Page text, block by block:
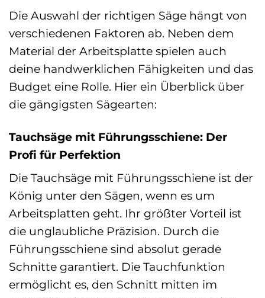
Die Auswahl der richtigen Säge hängt von
verschiedenen Faktoren ab. Neben dem
Material der Arbeitsplatte spielen auch
deine handwerklichen Fähigkeiten und das
Budget eine Rolle. Hier ein Überblick über
die gängigsten Sägearten:
Tauchsäge mit Führungsschiene: Der
Profi für Perfektion
Die Tauchsäge mit Führungsschiene ist der
König unter den Sägen, wenn es um
Arbeitsplatten geht. Ihr größter Vorteil ist
die unglaubliche Präzision. Durch die
Führungsschiene sind absolut gerade
Schnitte garantiert. Die Tauchfunktion
ermöglicht es, den Schnitt mitten im